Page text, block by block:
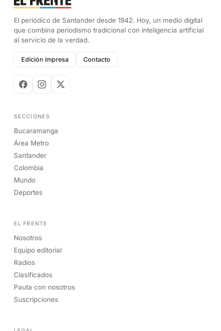
El periódico de Santander desde 1942. Hoy, un medio digital
que combina periodismo tradicional con inteligencia artificial
al servicio de la verdad.
Edición impresa Contacto
SECCIONES
Bucaramanga
Área Metro
Santander
Colombia
Mundo
Deportes
EL FRENTE
Nosotros
Equipo editorial
Radios
Clasificados
Pauta con nosotros
Suscripciones